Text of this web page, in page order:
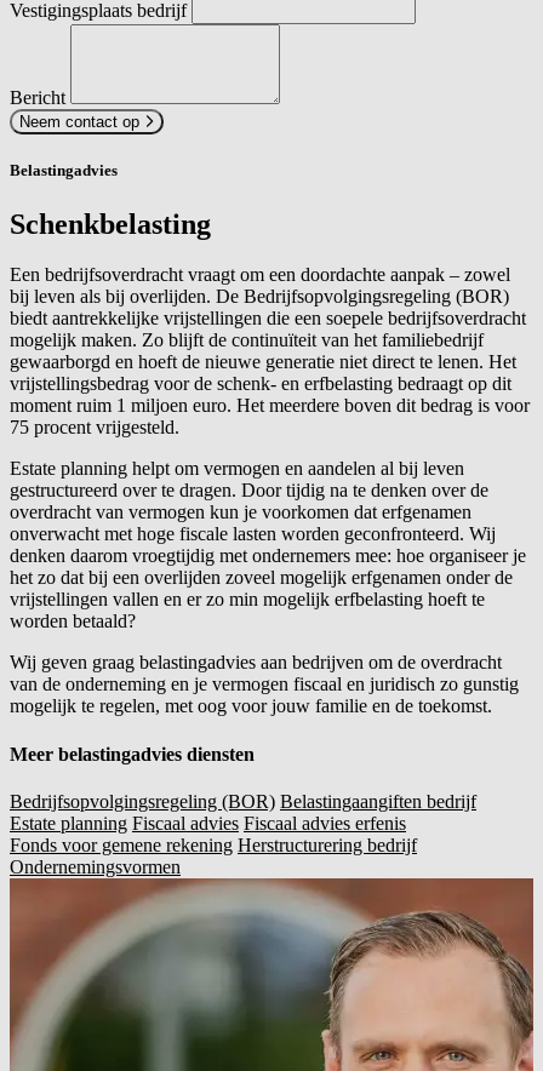
Vestigingsplaats bedrijf
Bericht
Neem contact op
Belastingadvies
Schenkbelasting
Een bedrijfsoverdracht vraagt om een doordachte aanpak – zowel
bij leven als bij overlijden. De Bedrijfsopvolgingsregeling (BOR)
biedt aantrekkelijke vrijstellingen die een soepele bedrijfsoverdracht
mogelijk maken. Zo blijft de continuïteit van het familiebedrijf
gewaarborgd en hoeft de nieuwe generatie niet direct te lenen. Het
vrijstellingsbedrag voor de schenk- en erfbelasting bedraagt op dit
moment ruim 1 miljoen euro. Het meerdere boven dit bedrag is voor
75 procent vrijgesteld.
Estate planning helpt om vermogen en aandelen al bij leven
gestructureerd over te dragen. Door tijdig na te denken over de
overdracht van vermogen kun je voorkomen dat erfgenamen
onverwacht met hoge fiscale lasten worden geconfronteerd. Wij
denken daarom vroegtijdig met ondernemers mee: hoe organiseer je
het zo dat bij een overlijden zoveel mogelijk erfgenamen onder de
vrijstellingen vallen en er zo min mogelijk erfbelasting hoeft te
worden betaald?
Wij geven graag belastingadvies aan bedrijven om de overdracht
van de onderneming en je vermogen fiscaal en juridisch zo gunstig
mogelijk te regelen, met oog voor jouw familie en de toekomst.
Meer belastingadvies diensten
Bedrijfsopvolgingsregeling (BOR) Belastingaangiften bedrijf
Estate planning Fiscaal advies Fiscaal advies erfenis
Fonds voor gemene rekening Herstructurering bedrijf
Ondernemingsvormen